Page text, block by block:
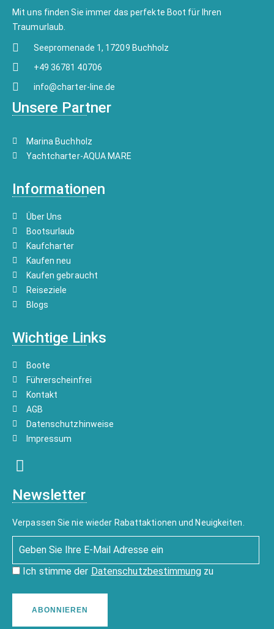
Mit uns finden Sie immer das perfekte Boot für Ihren
Traumurlaub.
Seepromenade 1, 17209 Buchholz
+49 36781 40706
info@charter-line.de
Unsere Partner
Marina Buchholz
Yachtcharter-AQUA MARE
Informationen
Über Uns
Bootsurlaub
Kaufcharter
Kaufen neu
Kaufen gebraucht
Reiseziele
Blogs
Wichtige Links
Boote
Führerscheinfrei
Kontakt
AGB
Datenschutzhinweise
Impressum
Newsletter
Verpassen Sie nie wieder Rabattaktionen und Neuigkeiten.
Ich stimme der Datenschutzbestimmungzu
ABONNIEREN